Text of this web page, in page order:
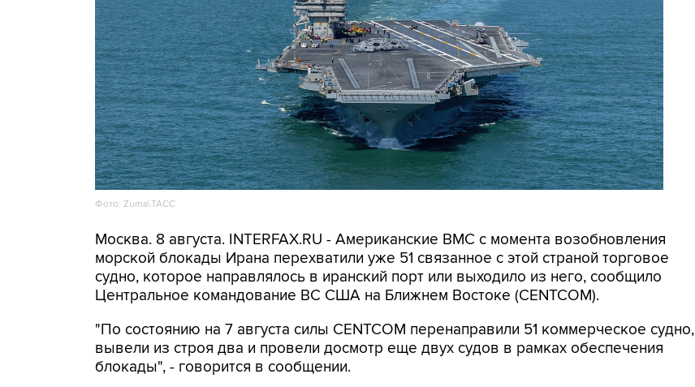
Фото: Zuma\ТАСС
Москва. 8 августа. INTERFAX.RU - Американские ВМС с момента возобновления
морской блокады Ирана перехватили уже 51 связанное с этой страной торговое
судно, которое направлялось в иранский порт или выходило из него, сообщило
Центральное командование ВС США на Ближнем Востоке (CENTCOM).
"По состоянию на 7 августа силы CENTCOM перенаправили 51 коммерческое судно,
вывели из строя два и провели досмотр еще двух судов в рамках обеспечения
блокады", - говорится в сообщении.